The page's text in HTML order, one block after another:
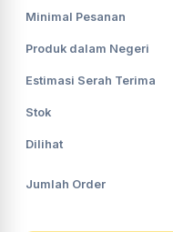
Minimal Pesanan
Produk dalam Negeri
Estimasi Serah Terima
Stok
Dilihat
Jumlah Order